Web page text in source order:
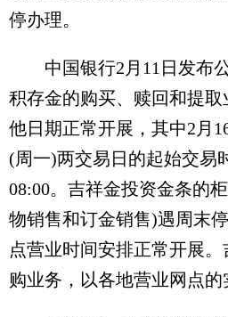
停办理。
中国银行2月11日发布公
积存金的购买、赎回和提
他日期正常开展，其中2月
(周一)两交易日的起始交易
08:00。吉祥金投资金条的
物销售和订金销售)遇周末
点营业时间安排正常开展
购业务，以各地营业网点的